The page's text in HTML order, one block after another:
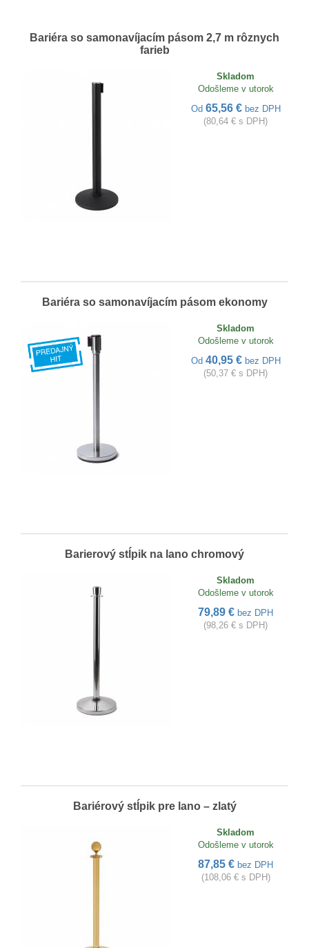
Bariéra so samonavíjacím pásom 2,7 m rôznych
farieb
Skladom
Odošleme v utorok
Od 65,56 € bez DPH
(80,64 € s DPH)
Bariéra so samonavíjacím pásom ekonomy
Skladom
Odošleme v utorok
Od 40,95 € bez DPH
(50,37 € s DPH)
Barierový stĺpik na lano chromový
Skladom
Odošleme v utorok
79,89 € bez DPH
(98,26 € s DPH)
Bariérový stĺpik pre lano – zlatý
Skladom
Odošleme v utorok
87,85 € bez DPH
(108,06 € s DPH)